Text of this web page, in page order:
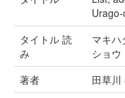
タイトル 読
み
マキハ
ショウ
著者
田草川